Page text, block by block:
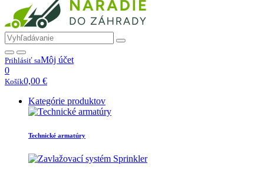
Prihlásiť saMôj účet
0
Košík0,00 €
Kategórie produktov
Technické armatúry